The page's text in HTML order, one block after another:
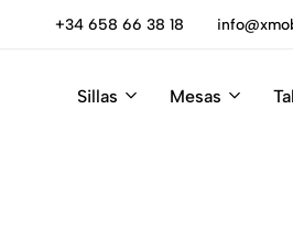
+34 658 66 38 18
Sillas Mesas